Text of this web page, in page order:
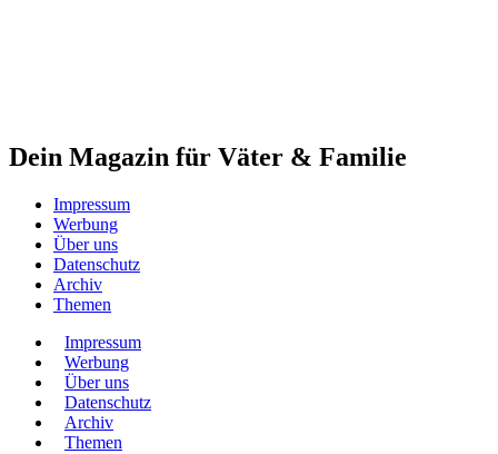
Dein Magazin für Väter & Familie
Impressum
Werbung
Über uns
Datenschutz
Archiv
Themen
Impressum
Werbung
Über uns
Datenschutz
Archiv
Themen